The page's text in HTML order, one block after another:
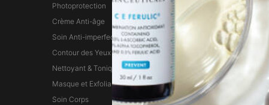
Photoprotection
Crème Anti-âge
Soin Anti-imperfections
Contour des Yeux
Nettoyant & Tonique
Masque et Exfoliant
Soin Corps
Sérum à l'acide hyaluronique
Sérum anti-âge
Sérum exfoliant
Sérum Hydratant